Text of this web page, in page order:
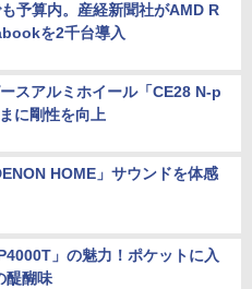
予算内。産経新聞社がAMD R
を2千台導入
スアルミホイール「CE28 N-p
に剛性を向上
HOME」サウンドを体感
」の魅力！ポケットに入
醍醐味